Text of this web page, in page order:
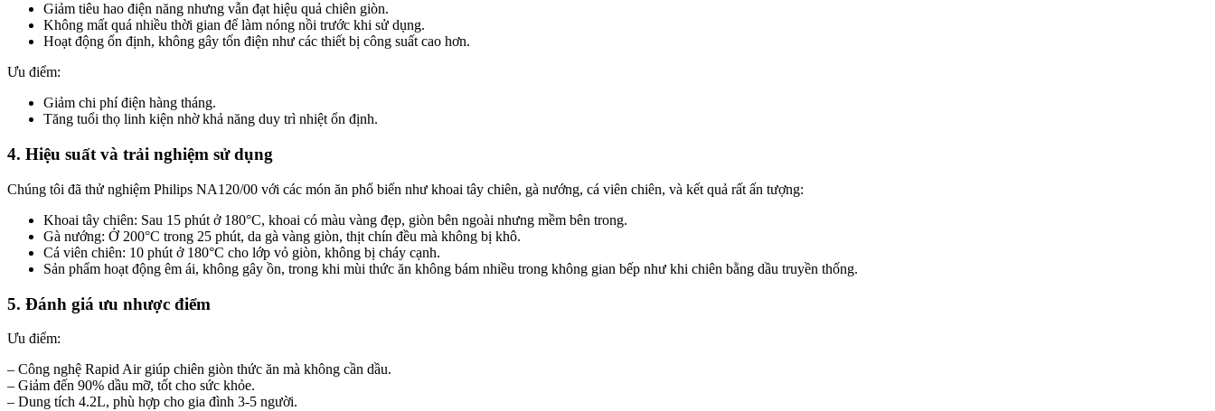
Giảm tiêu hao điện năng nhưng vẫn đạt hiệu quả chiên giòn.
Không mất quá nhiều thời gian để làm nóng nồi trước khi sử dụng.
Hoạt động ổn định, không gây tốn điện như các thiết bị công suất cao hơn.
Ưu điểm:
Giảm chi phí điện hàng tháng.
Tăng tuổi thọ linh kiện nhờ khả năng duy trì nhiệt ổn định.
4. Hiệu suất và trải nghiệm sử dụng
Chúng tôi đã thử nghiệm Philips NA120/00 với các món ăn phổ biến như khoai tây chiên, gà nướng, cá viên chiên, và kết quả rất ấn tượng:
Khoai tây chiên: Sau 15 phút ở 180°C, khoai có màu vàng đẹp, giòn bên ngoài nhưng mềm bên trong.
Gà nướng: Ở 200°C trong 25 phút, da gà vàng giòn, thịt chín đều mà không bị khô.
Cá viên chiên: 10 phút ở 180°C cho lớp vỏ giòn, không bị cháy cạnh.
Sản phẩm hoạt động êm ái, không gây ồn, trong khi mùi thức ăn không bám nhiều trong không gian bếp như khi chiên bằng dầu truyền thống.
5. Đánh giá ưu nhược điểm
Ưu điểm:
– Công nghệ Rapid Air giúp chiên giòn thức ăn mà không cần dầu.
– Giảm đến 90% dầu mỡ, tốt cho sức khỏe.
– Dung tích 4.2L, phù hợp cho gia đình 3-5 người.